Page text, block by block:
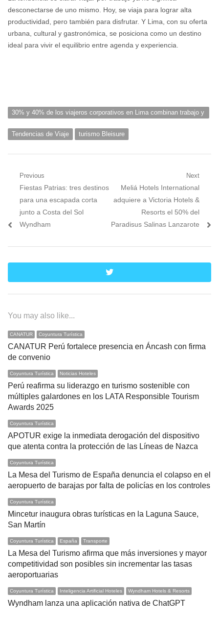
desconectarse de uno mismo. Hoy, se viaja para lograr alta
productividad, pero también para disfrutar. Y Lima, con su oferta
urbana, cultural y gastronómica, se posiciona como un destino
ideal para vivir el equilibrio entre agenda y experiencia.
30% y 40% de los viajeros corporativos en Lima combinan trabajo y
Tendencias de Viaje
turismo Bleisure
Navegación
entradas
Previous
Previous
post:
Fiestas Patrias: tres destinos
para una escapada corta
junto a Costa del Sol
Wyndham
Next
Next
post:
Meliá Hotels International
adquiere a Victoria Hotels &
Resorts el 50% del
Paradisus Salinas Lanzarote
twitter
You may also like...
CANATUR Coyuntura Turística
CANATUR Perú fortalece presencia en Áncash con firma
de convenio
Coyuntura Turística Noticias Hoteles
Perú reafirma su liderazgo en turismo sostenible con
múltiples galardones en los LATA Responsible Tourism
Awards 2025
Coyuntura Turística
APOTUR exige la inmediata derogación del dispositivo
que atenta contra la protección de las Líneas de Nazca
Coyuntura Turística
La Mesa del Turismo de España denuncia el colapso en el
aeropuerto de barajas por falta de policías en los controles
Coyuntura Turística
Mincetur inaugura obras turísticas en la Laguna Sauce,
San Martín
Coyuntura Turística España Transporte
La Mesa del Turismo afirma que más inversiones y mayor
competitividad son posibles sin incrementar las tasas
aeroportuarias
Coyuntura Turística Inteligencia Artificial Hoteles Wyndham Hotels & Resorts
Wyndham lanza una aplicación nativa de ChatGPT